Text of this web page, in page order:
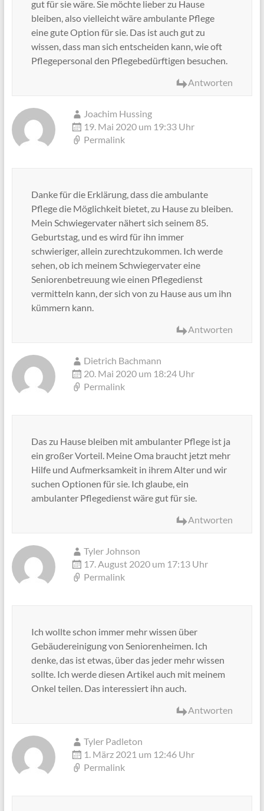
gut für sie wäre. Sie möchte lieber zu Hause
bleiben, also vielleicht wäre ambulante Pflege
eine gute Option für sie. Das ist auch gut zu
wissen, dass man sich entscheiden kann, wie oft
Pflegepersonal den Pflegebedürftigen besuchen.
Antworten
Joachim Hussing
19. Mai 2020 um 19:33 Uhr
Permalink
Danke für die Erklärung, dass die ambulante
Pflege die Möglichkeit bietet, zu Hause zu bleiben.
Mein Schwiegervater nähert sich seinem 85.
Geburtstag, und es wird für ihn immer
schwieriger, allein zurechtzukommen. Ich werde
sehen, ob ich meinem Schwiegervater eine
Seniorenbetreuung wie einen Pflegedienst
vermitteln kann, der sich von zu Hause aus um ihn
kümmern kann.
Antworten
Dietrich Bachmann
20. Mai 2020 um 18:24 Uhr
Permalink
Das zu Hause bleiben mit ambulanter Pflege ist ja
ein großer Vorteil. Meine Oma braucht jetzt mehr
Hilfe und Aufmerksamkeit in ihrem Alter und wir
suchen Optionen für sie. Ich glaube, ein
ambulanter Pflegedienst wäre gut für sie.
Antworten
Tyler Johnson
17. August 2020 um 17:13 Uhr
Permalink
Ich wollte schon immer mehr wissen über
Gebäudereinigung von Seniorenheimen. Ich
denke, das ist etwas, über das jeder mehr wissen
sollte. Ich werde diesen Artikel auch mit meinem
Onkel teilen. Das interessiert ihn auch.
Antworten
Tyler Padleton
1. März 2021 um 12:46 Uhr
Permalink